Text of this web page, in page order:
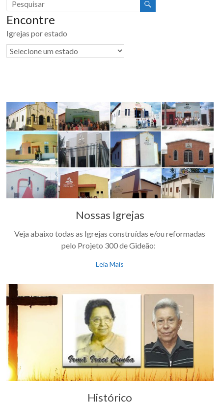
Encontre
Igrejas por estado
Nossas Igrejas
Veja abaixo todas as Igrejas construídas e/ou reformadas
pelo Projeto 300 de Gideão:
Leia Mais
Histórico